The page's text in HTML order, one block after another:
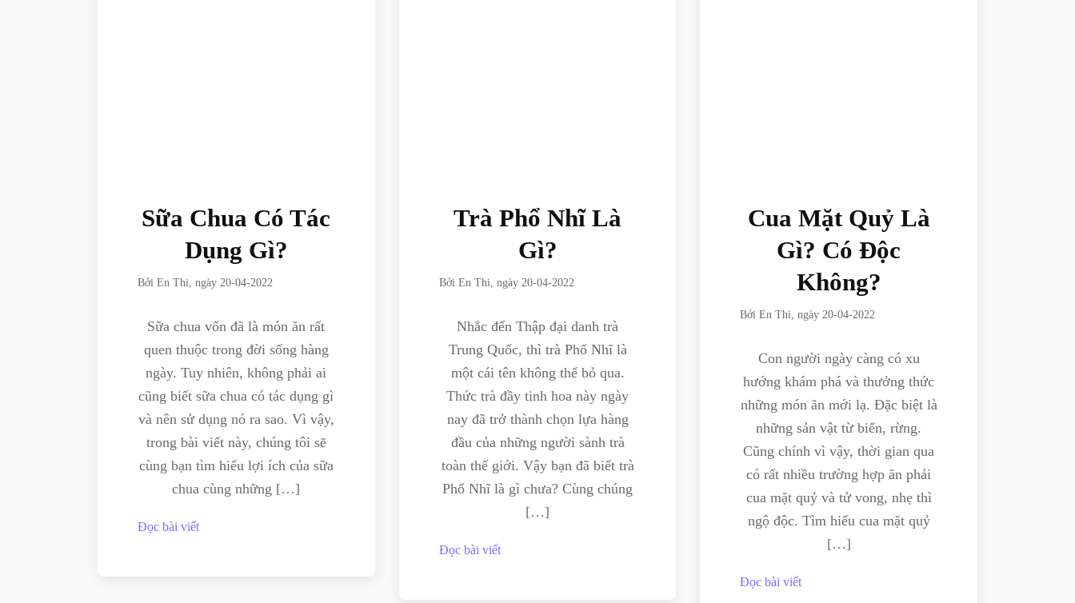
Sữa Chua Có Tác
Dụng Gì?
BởiEn Thi, ngày20-04-2022
Sữa chua vốn đã là món ăn rất
quen thuộc trong đời sống hàng
ngày. Tuy nhiên, không phải ai
cũng biết sữa chua có tác dụng gì
và nên sử dụng nó ra sao. Vì vậy,
trong bài viết này, chúng tôi sẽ
cùng bạn tìm hiểu lợi ích của sữa
chua cùng những […]
Đọc bài viết
Trà Phổ Nhĩ Là
Gì?
Bởi En Thi, ngày 20-04-2022
Nhắc đến Thập đại danh trà
Trung Quốc, thì trà Phổ Nhĩ là
một cái tên không thể bỏ qua.
Thức trà đầy tinh hoa này ngày
nay đã trở thành chọn lựa hàng
đầu của những người sành trà
toàn thế giới. Vậy bạn đã biết trà
Phổ Nhĩ là gì chưa? Cùng chúng
[…]
Đọc bài viết
Cua Mặt Quỷ Là
Gì? Có Độc
Không?
BởiEn Thi, ngày20-04-2022
Con người ngày càng có xu
hướng khám phá và thưởng thức
những món ăn mới lạ. Đặc biệt là
những sản vật từ biển, rừng.
Cũng chính vì vậy, thời gian qua
có rất nhiều trường hợp ăn phải
cua mặt quỷ và tử vong, nhẹ thì
ngộ độc. Tìm hiểu cua mặt quỷ
[…]
Đọc bài viết